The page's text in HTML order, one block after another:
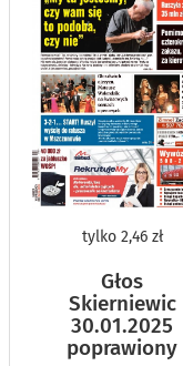
tylko2,46 zł
Głos
Skierniewic
30.01.2025
poprawiony